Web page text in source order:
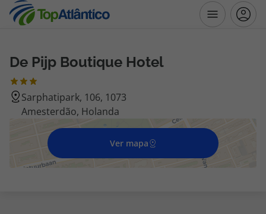
Destinos
Voos
Voos + Hotel
De Pijp Boutique Hotel
Sarphatipark, 106, 1073
Amesterdão, Holanda
Ver mapa